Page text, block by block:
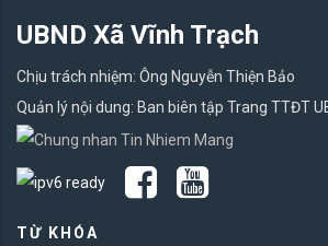
UBND Xã Vĩnh Trạch
Chịu trách nhiệm: Ông Nguyễn Thiện Bảo
Quản lý nội dung: Ban biên tập Trang TTĐT
TỪ KHÓA